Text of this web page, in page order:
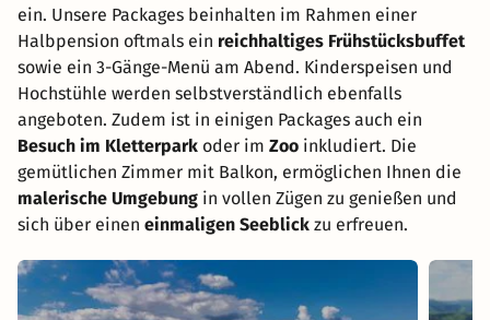
ein. Unsere Packages beinhalten im Rahmen einer
Halbpension oftmals ein reichhaltiges Frühstücksbuffet
sowie ein 3-Gänge-Menü am Abend. Kinderspeisen und
Hochstühle werden selbstverständlich ebenfalls
angeboten. Zudem ist in einigen Packages auch ein
Besuch im Kletterpark oder im Zoo inkludiert. Die
gemütlichen Zimmer mit Balkon, ermöglichen Ihnen die
malerische Umgebung in vollen Zügen zu genießen und
sich über einen einmaligen Seeblick zu erfreuen.